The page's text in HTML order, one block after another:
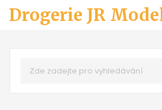
Drogerie JR